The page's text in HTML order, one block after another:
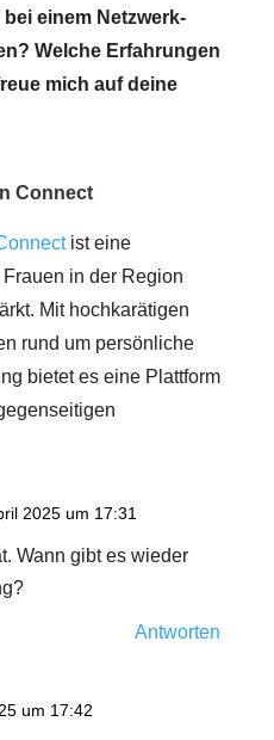
einem Netzwerk-
Welche Erfahrungen
mich auf deine
Connect
ist eine
in der Region
Mit hochkarätigen
rund um persönliche
bietet es eine Plattform
2025 um 17:31
Wann gibt es wieder
Antworten
um 17:42